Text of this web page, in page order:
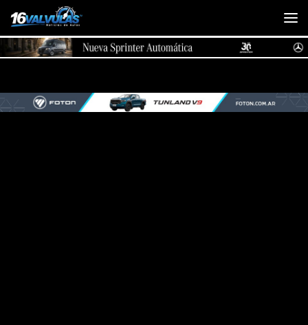
Saltar al contenido